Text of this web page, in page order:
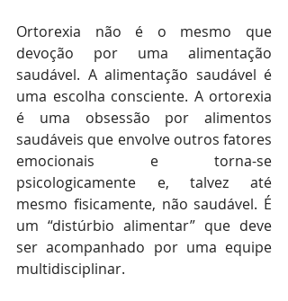
Ortorexia não é o mesmo que
devoção por uma alimentação
saudável. A alimentação saudável é
uma escolha consciente. A ortorexia
é uma obsessão por alimentos
saudáveis que envolve outros fatores
emocionais e torna-se
psicologicamente e, talvez até
mesmo fisicamente, não saudável. É
um “distúrbio alimentar” que deve
ser acompanhado por uma equipe
multidisciplinar.